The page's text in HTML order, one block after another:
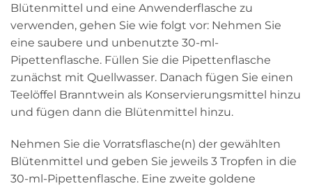
Blütenmittel und eine Anwenderflasche zu
verwenden, gehen Sie wie folgt vor: Nehmen Sie
eine saubere und unbenutzte 30-ml-
Pipettenflasche. Füllen Sie die Pipettenflasche
zunächst mit Quellwasser. Danach fügen Sie einen
Teelöffel Branntwein als Konservierungsmittel hinzu
und fügen dann die Blütenmittel hinzu.
Nehmen Sie die Vorratsflasche(n) der gewählten
Blütenmittel und geben Sie jeweils 3 Tropfen in die
30-ml-Pipettenflasche. Eine zweite goldene